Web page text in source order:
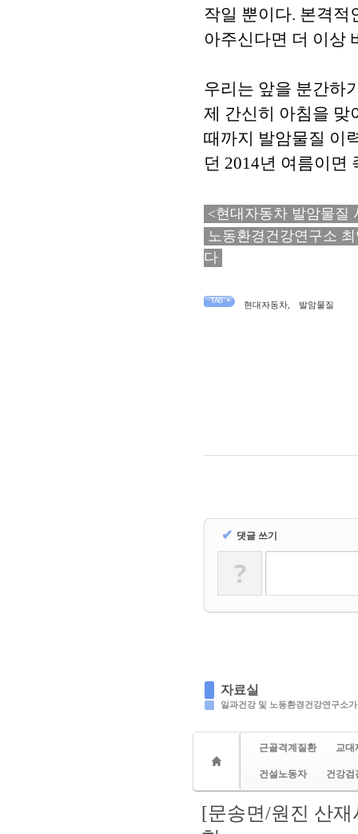
작일 뿐이다. 본격적
아주신다면 더 이상
우리는 앞을 분간하
제 간신히 아침을 맞
때까지 발암물질 이
던 2014년 여름이면
<현대자동차 발암물질
노동환경건강연구소
다
TAG • 현대자동차 발암물질
✔ 댓글 쓰기
?
자료실
일과건강 및 노동환경건강연구소
근골격계질환 교대
건설노동자 건강검
[문송면/원진 산재